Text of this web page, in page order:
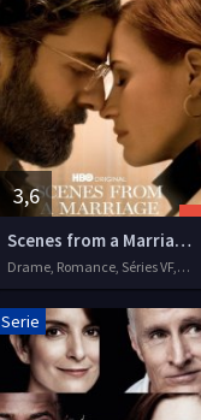
3,6
Scenes from a Marriage
Drame, Romance, Séries VF, 2021
Serie